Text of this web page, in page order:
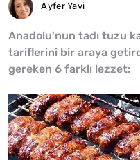
Ayfer Yavi
Anadolu'nun tadı tuzu
tariflerini bir araya
gereken 6 farklı lezzet: